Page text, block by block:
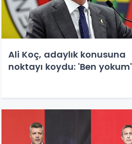
Ali Koç, adaylık konusuna
noktayı koydu: 'Ben yokum'